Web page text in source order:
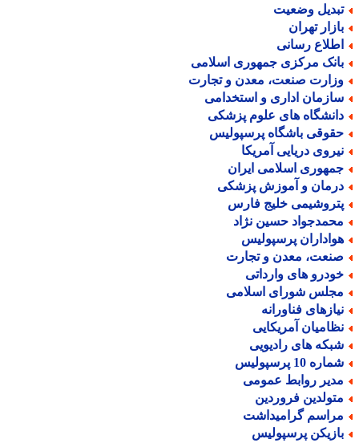
وضعیت
تهران
رسانی
مرکزی جمهوری اسلامی
صنعت، معدن و تجارت
اداری و استخدامی
های علوم پزشکی
باشگاه پرسپولیس
دریایی آمریکا
اسلامی ایران
و آموزش پزشکی
خلیج فارس
حسین نژاد
پرسپولیس
معدن و تجارت
های وارداتی
شورای اسلامی
فناورانه
آمریکایی
های رادیویی
10 پرسپولیس
روابط عمومی
فروردین
گرامیداشت
پرسپولیس